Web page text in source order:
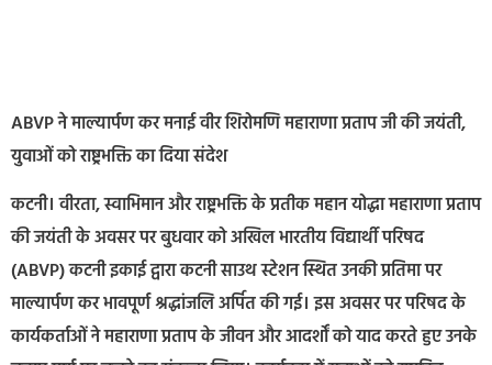
ABVP ने माल्यार्पण कर मनाई वीर शिरोमणि महाराणा प्रताप जी की जयंती,
युवाओं को राष्ट्रभक्ति का दिया संदेश
कटनी। वीरता, स्वाभिमान और राष्ट्रभक्ति के प्रतीक महान योद्धा महाराणा प्रताप
की जयंती के अवसर पर बुधवार को अखिल भारतीय विद्यार्थी परिषद
(ABVP) कटनी इकाई द्वारा कटनी साउथ स्टेशन स्थित उनकी प्रतिमा पर
माल्यार्पण कर भावपूर्ण श्रद्धांजलि अर्पित की गई। इस अवसर पर परिषद के
कार्यकर्ताओं ने महाराणा प्रताप के जीवन और आदर्शों को याद करते हुए उनके